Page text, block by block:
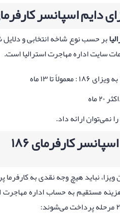
اسپانسر کارفرمای ۱۸۶
بر حسب نوع شاخه انتخابی و
سایت اداره مهاجرت استرالیا است.
ماه
نمی‌توان ارائه داد.
هزینه ویزای دایم اسپانسر کارفرمای ۱۸۶
نباید هیچ وجه نقدی به
مستقیم به حساب اداره مهاجرت